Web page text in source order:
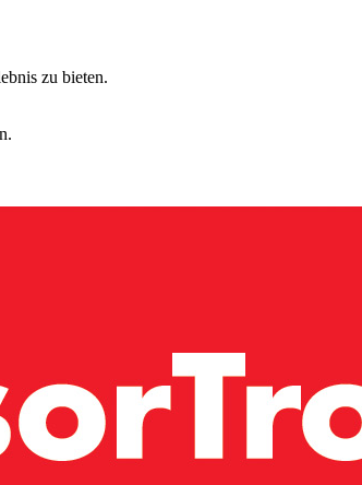
zu bieten.